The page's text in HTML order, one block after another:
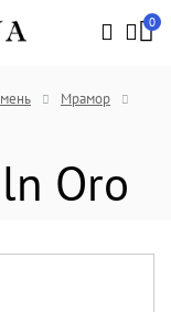
0
Мрамор
Oro